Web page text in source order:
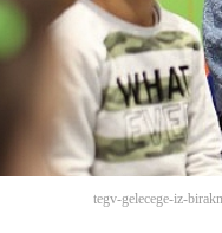
tegv-gelecege-iz-